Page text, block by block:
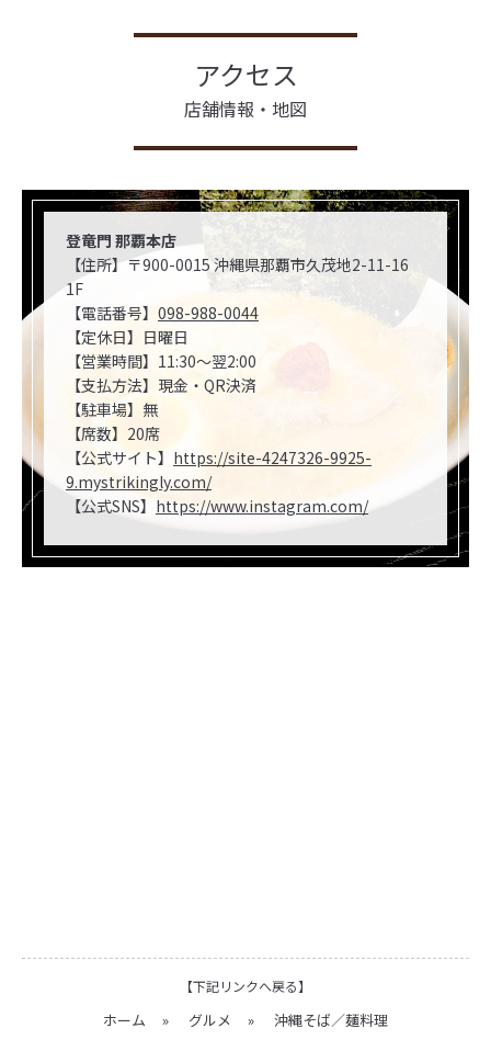
アクセス
店舗情報・地図
登竜門 那覇本店
【住所】〒900-0015 沖縄県那覇市久茂地2-11-16
1F
【電話番号】 098-988-0044
【定休日】日曜日
【営業時間】11:30～翌2:00
【支払方法】現金・QR決済
【駐車場】無
【席数】20席
【公式サイト】 https://site-4247326-9925-
9.mystrikingly.com/
【公式SNS】 https://www.instagram.com/
【下記リンクへ戻る】
ホーム » グルメ » 沖縄そば／麺料理